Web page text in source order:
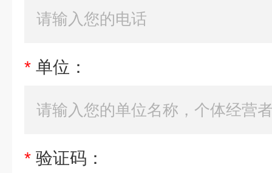
* 单位：
* 验证码：